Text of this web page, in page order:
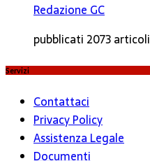
Redazione GC
pubblicati 2073 articoli
Servizi
Contattaci
Privacy Policy
Assistenza Legale
Documenti